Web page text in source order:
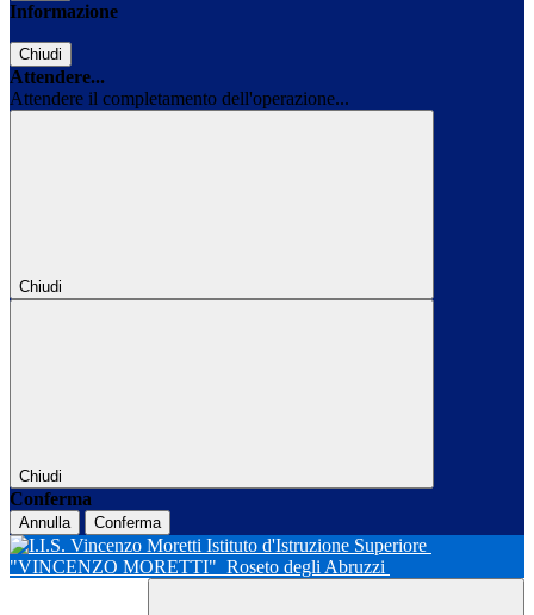
Informazione
Chiudi
Attendere...
Attendere il completamento dell'operazione...
Chiudi
Chiudi
Conferma
Annulla Conferma
Istituto d'Istruzione Superiore
"VINCENZO MORETTI" Roseto degli Abruzzi